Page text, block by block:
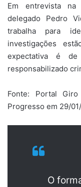
Em entrevista
delegado Pedro
trabalha para
investigações
expectativa é
responsabilizado
Fonte: Portal
Progresso em 29/
O